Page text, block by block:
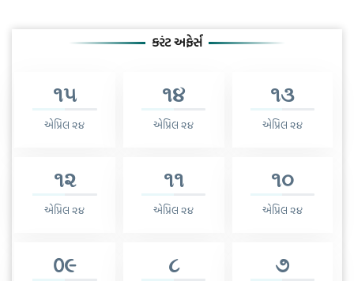
કરંટ અફેર્સ
૧૫
એપ્રિલ ૨૪
૧૪
એપ્રિલ ૨૪
૧૩
એપ્રિલ ૨૪
૧૨
એપ્રિલ ૨૪
૧૧
એપ્રિલ ૨૪
૧૦
એપ્રિલ ૨૪
0૯ ૮ ૭